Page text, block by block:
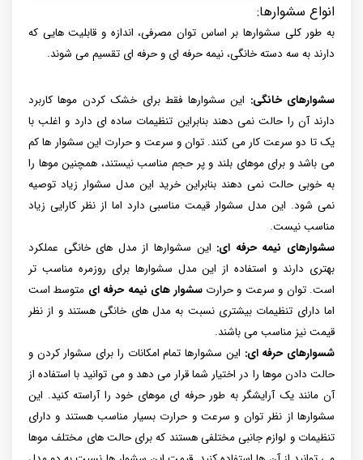
انواع سشوارها:
به طور کلی سشوارها بر اساس توان مصرفی، اندازه و قابلیت هایی که
دارند به سه دسته خانگی، نیمه حرفه ای و حرفه ای تقسیم می شوند.
سشوارهای خانگی: این سشوارها فقط برای خشک کردن موها کاربرد
دارند آن را حالت نمی دهند بنابراین تنظیمات ساده ای دارد و اغلب با
یک تا دو سرعت کار می کنند. توان و سرعت و حرارت این سشوار ها کم
می باشد و برای موهای بلند و پر حجم مناسب نیستند، همچنین موها را
به خوبی حالت نمی دهند بنابراین خرید این مدل سشوار زیاد توصیه
نمی شود. این مدل سشوار قیمت مناسبی دارد اما از نظر کارایی زیاد
مناسب نیست.
سشوارهای نیمه حرفه ای: این سشوارها از مدل های خانگی عملکرد
بهتری دارند و استفاده از این مدل سشوارها برای روزمره مناسب تر
است. توان و سرعت و حرارتسشوار های نیمه حرفه ای متوسط است
اما دارای تنظیمات بیشتری نسبت به مدل های خانگی هستند و از نظر
قیمت نیز مناسب می باشند.
شسوارهای حرفه ای: این سشوارها تمام امکانات را برای سشوار کردن و
حالت دادن موها را در اختیار شما قرار می دهد و می توانید با استفاده از
آن مانند یک آرایشگر به طور حرفه ای موهای خود را آراسته کنید. این
سشوارها از نظر توان و سرعت و حرارت بسیار مناسب هستند و دارای
تنظیمات و لوازم جانبی مختلفی هستند که برای حالت های مختلف موها